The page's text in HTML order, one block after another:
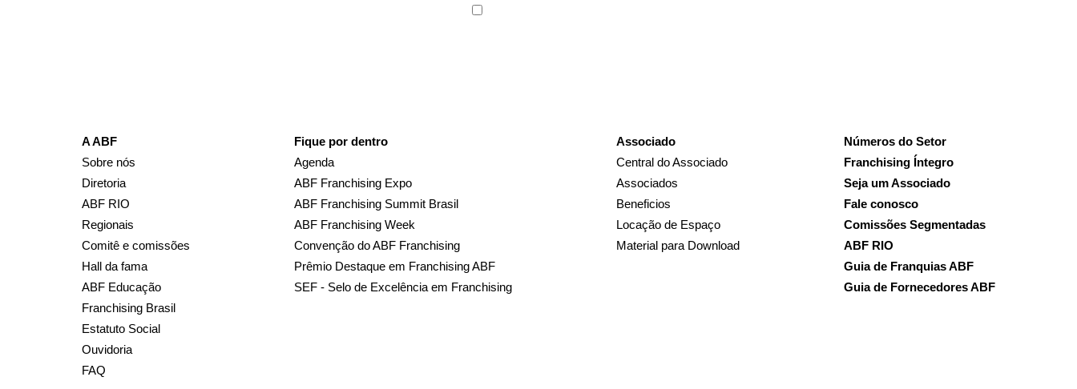
A ABF
Sobre nós
Diretoria
ABF RIO
Regionais
Comitê e comissões
Hall da fama
ABF Educação
Franchising Brasil
Estatuto Social
Ouvidoria
FAQ
Fique por dentro
Agenda
ABF Franchising Expo
ABF Franchising Summit Brasil
ABF Franchising Week
Convenção do ABF Franchising
Prêmio Destaque em Franchising ABF
SEF - Selo de Excelência em Franchising
Associado
Central do Associado
Associados
Beneficios
Locação de Espaço
Material para Download
Números do Setor
Franchising Íntegro
Seja um Associado
Fale conosco
Comissões Segmentadas
ABF RIO
Guia de Franquias ABF
Guia de Fornecedores ABF